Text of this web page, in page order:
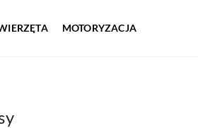
MOTORYZACJA